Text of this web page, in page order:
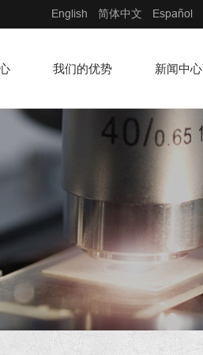
English 简体中文 Español
我们的优势 新闻中心